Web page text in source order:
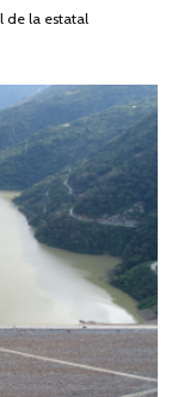
de la estatal